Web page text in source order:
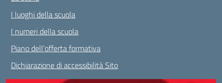
I luoghi della scuola
I numeri della scuola
Piano dell’offerta formativa
Dichiarazione di accessibilità Sito